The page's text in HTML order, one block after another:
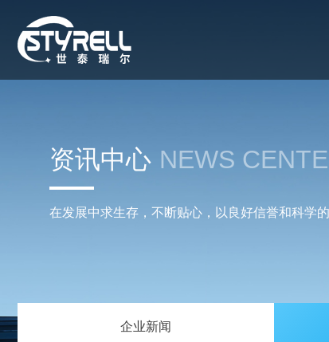
资讯中心 NEWS
在发展中求生存，不断贴心，以良好信誉和科学
企业新闻